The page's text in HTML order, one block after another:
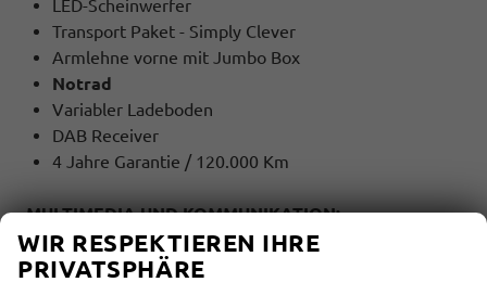
LED-Scheinwerfer
Transport Paket - Simply Clever
Armlehne vorne mit Jumbo Box
Notrad
Variabler Ladeboden
DAB Receiver
4 Jahre Garantie / 120.000 Km
MULTIMEDIA UND KOMMUNIKATION:
Bordcomputer
Radio
WIR RESPEKTIEREN IHRE
PRIVATSPHÄRE